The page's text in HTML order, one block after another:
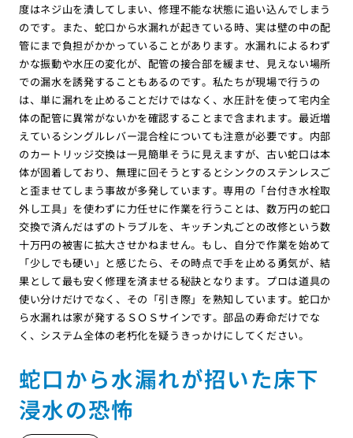
度はネジ山を潰してしまい、修理不能な状態に追い込んでしまう
のです。また、蛇口から水漏れが起きている時、実は壁の中の配
管にまで負担がかかっていることがあります。水漏れによるわず
かな振動や水圧の変化が、配管の接合部を緩ませ、見えない場所
での漏水を誘発することもあるのです。私たちが現場で行うの
は、単に漏れを止めることだけではなく、水圧計を使って宅内全
体の配管に異常がないかを確認することまで含まれます。最近増
えているシングルレバー混合栓についても注意が必要です。内部
のカートリッジ交換は一見簡単そうに見えますが、古い蛇口は本
体が固着しており、無理に回そうとするとシンクのステンレスご
と歪ませてしまう事故が多発しています。専用の「台付き水栓取
外し工具」を使わずに力任せに作業を行うことは、数万円の蛇口
交換で済んだはずのトラブルを、キッチン丸ごとの改修という数
十万円の被害に拡大させかねません。もし、自分で作業を始めて
「少しでも硬い」と感じたら、その時点で手を止める勇気が、結
果として最も安く修理を済ませる秘訣となります。プロは道具の
使い分けだけでなく、その「引き際」を熟知しています。蛇口か
ら水漏れは家が発するＳＯＳサインです。部品の寿命だけでな
く、システム全体の老朽化を疑うきっかけにしてください。
蛇口から水漏れが招いた床下
浸水の恐怖